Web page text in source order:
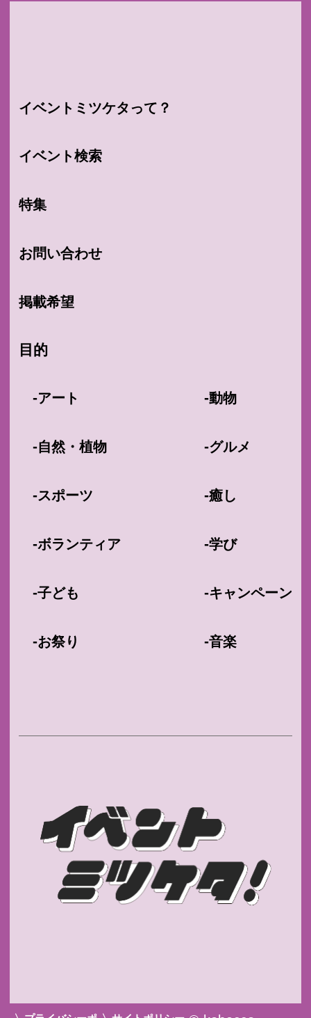
イベントミツケタって？
イベント検索
特集
お問い合わせ
掲載希望
目的
-アート
-自然・植物
-スポーツ
-ボランティア
-子ども
-お祭り
-動物
-グルメ
-癒し
-学び
-キャンペーン
-音楽